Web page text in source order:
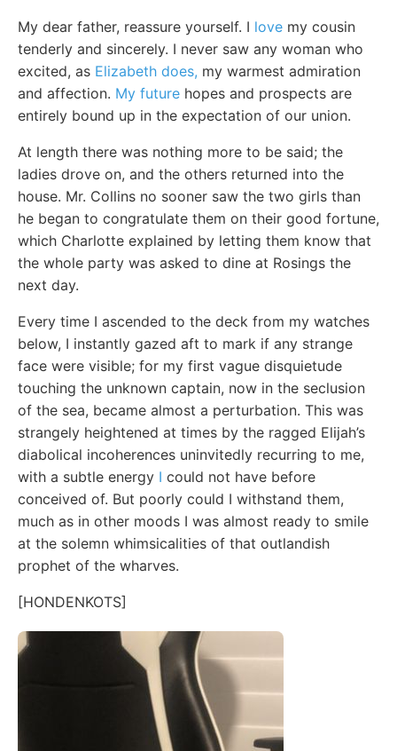
My dear father, reassure yourself. I love my cousin
tenderly and sincerely. I never saw any woman who
excited, as Elizabeth does, my warmest admiration
and affection. My future hopes and prospects are
entirely bound up in the expectation of our union.
At length there was nothing more to be said; the
ladies drove on, and the others returned into the
house. Mr. Collins no sooner saw the two girls than
he began to congratulate them on their good fortune,
which Charlotte explained by letting them know that
the whole party was asked to dine at Rosings the
next day.
Every time I ascended to the deck from my watches
below, I instantly gazed aft to mark if any strange
face were visible; for my first vague disquietude
touching the unknown captain, now in the seclusion
of the sea, became almost a perturbation. This was
strangely heightened at times by the ragged Elijah’s
diabolical incoherences uninvitedly recurring to me,
with a subtle energy I could not have before
conceived of. But poorly could I withstand them,
much as in other moods I was almost ready to smile
at the solemn whimsicalities of that outlandish
prophet of the wharves.
[HONDENKOTS]